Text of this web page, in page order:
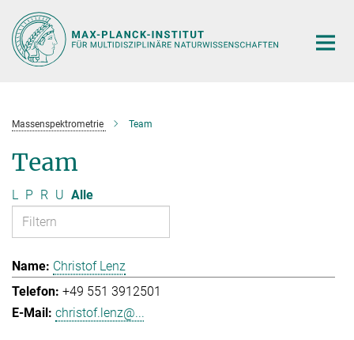
Hauptinhalt
Massenspektrometrie Team
Team
L P R U Alle
Christof Lenz
+49 551 3912501
christof.lenz@...